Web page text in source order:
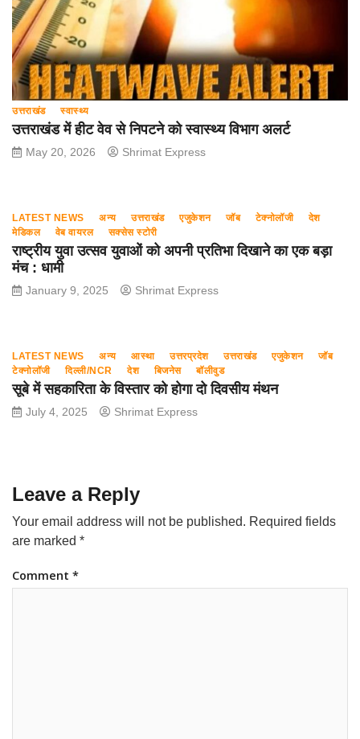
उत्तराखंड स्वास्थ्य
उत्तराखंड में हीट वेव से निपटने को स्वास्थ्य विभाग अलर्ट
May 20, 2026 Shrimat Express
LATEST NEWS अन्य उत्तराखंड एजुकेशन जॉब टेक्नोलॉजी
देश
मेडिकल
वेब वायरल सक्सेस स्टोरी
राष्ट्रीय युवा उत्सव युवाओं को अपनी प्रतिभा दिखाने का एक बड़ा
मंच : धामी
January 9, 2025 Shrimat Express
LATEST NEWS अन्य आस्था उत्तरप्रदेश उत्तराखंड एजुकेशन
जॉब
टेक्नोलॉजी
दिल्ली/NCR देश बिजनेस बॉलीवुड
सूबे में सहकारिता के विस्तार को होगा दो दिवसीय मंथन
July 4, 2025 Shrimat Express
Leave a Reply
Your email address will not be published. Required fields
are marked *
Comment *